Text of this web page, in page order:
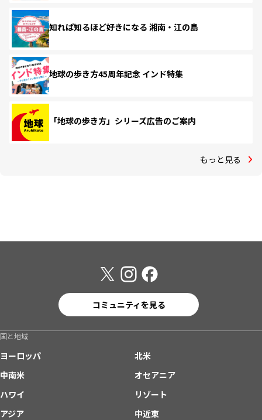
知れば知るほど好きになる 湘南・江の島
地球の歩き方45周年記念 インド特集
「地球の歩き方」シリーズ広告のご案内
もっと見る
コミュニティを見る
国と地域
ヨーロッパ
北米
中南米
オセアニア
ハワイ
リゾート
アジア
中近東